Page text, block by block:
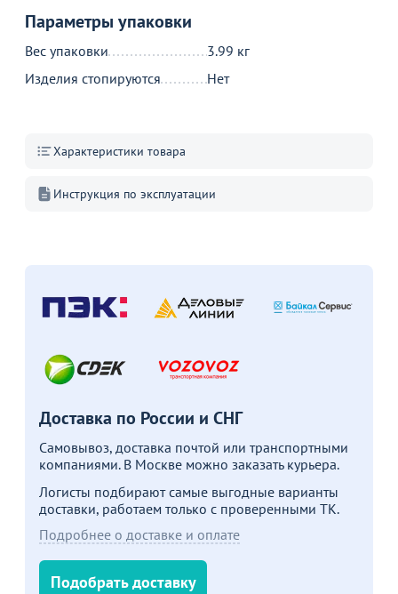
Параметры упаковки
Вес упаковки
3.99 кг
Изделия стопируются
Нет
Характеристики товара
Инструкция по эксплуатации
Доставка по России и СНГ
Самовывоз, доставка почтой или транспортными
компаниями. В Москве можно заказать курьера.
Логисты подбирают самые выгодные варианты
доставки, работаем только с проверенными ТК.
Подробнее о доставке и оплате
Подобрать доставку